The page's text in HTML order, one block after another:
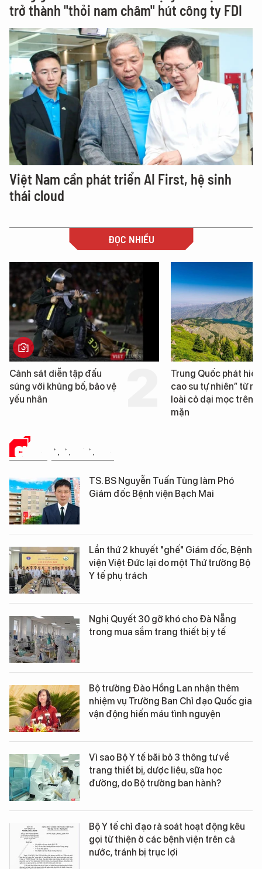
trở thành "thỏi nam châm" hút công ty FDI
Việt Nam cần phát triển AI First, hệ sinh
thái cloud
ĐỌC NHIỀU
Cảnh sát diễn tập đấu
súng với khủng bố, bảo vệ
yếu nhân
Trung Quốc phát hiện
cao su tự nhiên” từ
loài cỏ dại mọc trên
mặn
CHUYỆN NGÀNH Y
TS. BS Nguyễn Tuấn Tùng làm Phó
Giám đốc Bệnh viện Bạch Mai
Lần thứ 2 khuyết "ghế" Giám đốc, Bệnh
viện Việt Đức lại do một Thứ trưởng Bộ
Y tế phụ trách
Nghị Quyết 30 gỡ khó cho Đà Nẵng
trong mua sắm trang thiết bị y tế
Bộ trưởng Đào Hồng Lan nhận thêm
nhiệm vụ Trưởng Ban Chỉ đạo Quốc gia
vận động hiến máu tình nguyện
Vì sao Bộ Y tế bãi bỏ 3 thông tư về
trang thiết bị, dược liệu, sữa học
đường, do Bộ trưởng ban hành?
Bộ Y tế chỉ đạo rà soát hoạt động kêu
gọi từ thiện ở các bệnh viện trên cả
nước, tránh bị trục lợi